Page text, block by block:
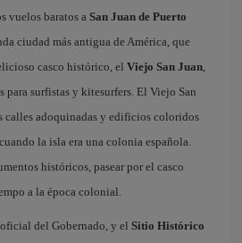
vuelos baratos a San Juan de Puerto
ciudad más antigua de América, que
casco histórico, el Viejo San Juan,
para surfistas y kitesurfers. El Viejo San
calles adoquinadas y edificios coloridos
la isla era una colonia española.
históricos, pasear por el casco
a la época colonial.
del Gobernado, y el Sitio Histórico